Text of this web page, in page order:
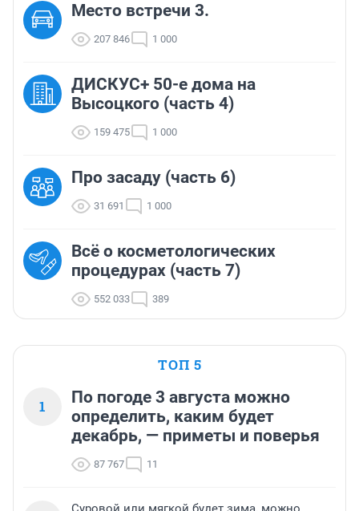
Место встречи 3.
207 846 1 000
ДИСКУС+ 50-е дома на
Высоцкого (часть 4)
159 475 1 000
Про засаду (часть 6)
31 691 1 000
Всё о косметологических
процедурах (часть 7)
552 033 389
ТОП 5
1
По погоде 3 августа можно
определить, каким будет
декабрь, — приметы и поверья
87 767 11